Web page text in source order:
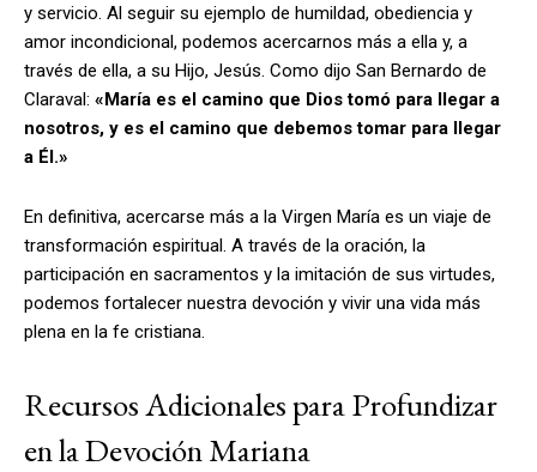
y servicio. Al seguir su ejemplo de humildad, obediencia y
amor incondicional, podemos acercarnos más a ella y, a
través de ella, a su Hijo, Jesús. Como dijo San Bernardo de
Claraval: «María es el camino que Dios tomó para llegar a
nosotros, y es el camino que debemos tomar para llegar
a Él.»
En definitiva, acercarse más a la Virgen María es un viaje de
transformación espiritual. A través de la oración, la
participación en sacramentos y la imitación de sus virtudes,
podemos fortalecer nuestra devoción y vivir una vida más
plena en la fe cristiana.
Recursos Adicionales para Profundizar
en la Devoción Mariana